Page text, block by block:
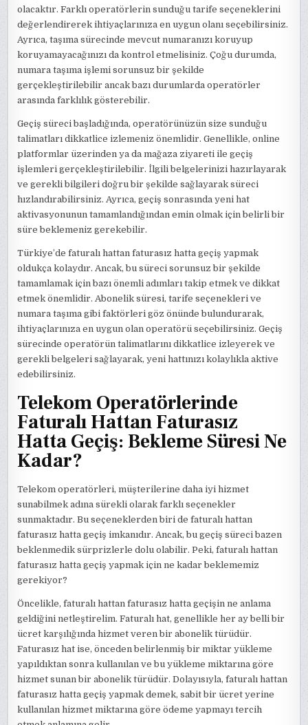
olacaktır. Farklı operatörlerin sunduğu tarife seçeneklerini
değerlendirerek ihtiyaçlarınıza en uygun olanı seçebilirsiniz.
Ayrıca, taşıma sürecinde mevcut numaranızı koruyup
koruyamayacağınızı da kontrol etmelisiniz. Çoğu durumda,
numara taşıma işlemi sorunsuz bir şekilde
gerçekleştirilebilir ancak bazı durumlarda operatörler
arasında farklılık gösterebilir.
Geçiş süreci başladığında, operatörünüzün size sunduğu
talimatları dikkatlice izlemeniz önemlidir. Genellikle, online
platformlar üzerinden ya da mağaza ziyareti ile geçiş
işlemleri gerçekleştirilebilir. İlgili belgelerinizi hazırlayarak
ve gerekli bilgileri doğru bir şekilde sağlayarak süreci
hızlandırabilirsiniz. Ayrıca, geçiş sonrasında yeni hat
aktivasyonunun tamamlandığından emin olmak için belirli bir
süre beklemeniz gerekebilir.
Türkiye’de faturalı hattan faturasız hatta geçiş yapmak
oldukça kolaydır. Ancak, bu süreci sorunsuz bir şekilde
tamamlamak için bazı önemli adımları takip etmek ve dikkat
etmek önemlidir. Abonelik süresi, tarife seçenekleri ve
numara taşıma gibi faktörleri göz önünde bulundurarak,
ihtiyaçlarınıza en uygun olan operatörü seçebilirsiniz. Geçiş
sürecinde operatörün talimatlarını dikkatlice izleyerek ve
gerekli belgeleri sağlayarak, yeni hattınızı kolaylıkla aktive
edebilirsiniz.
Telekom Operatörlerinde
Faturalı Hattan Faturasız
Hatta Geçiş: Bekleme Süresi Ne
Kadar?
Telekom operatörleri, müşterilerine daha iyi hizmet
sunabilmek adına sürekli olarak farklı seçenekler
sunmaktadır. Bu seçeneklerden biri de faturalı hattan
faturasız hatta geçiş imkanıdır. Ancak, bu geçiş süreci bazen
beklenmedik sürprizlerle dolu olabilir. Peki, faturalı hattan
faturasız hatta geçiş yapmak için ne kadar beklememiz
gerekiyor?
Öncelikle, faturalı hattan faturasız hatta geçişin ne anlama
geldiğini netleştirelim. Faturalı hat, genellikle her ay belli bir
ücret karşılığında hizmet veren bir abonelik türüdür.
Faturasız hat ise, önceden belirlenmiş bir miktar yükleme
yapıldıktan sonra kullanılan ve bu yükleme miktarına göre
hizmet sunan bir abonelik türüdür. Dolayısıyla, faturalı hattan
faturasız hatta geçiş yapmak demek, sabit bir ücret yerine
kullanılan hizmet miktarına göre ödeme yapmayı tercih